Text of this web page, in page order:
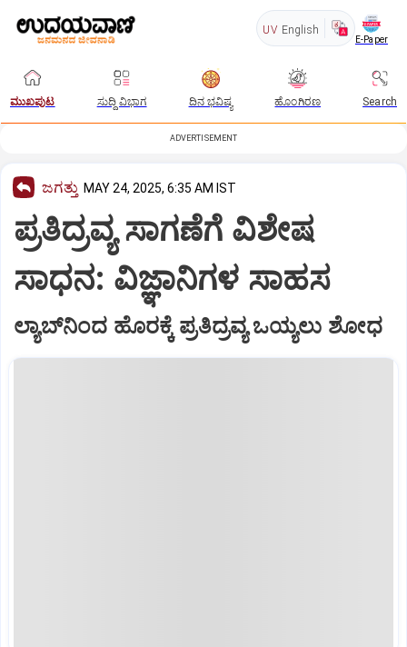
UV English
E-Paper
ಮುಖಪುಟ ಸುದ್ದಿ ವಿಭಾಗ ದಿನ ಭವಿಷ್ಯ ಹೊಂಗಿರಣ Search
ADVERTISEMENT
ಜಗತ್ತು MAY 24, 2025, 6:35 AM IST
ಪ್ರತಿದ್ರವ್ಯ ಸಾಗಣೆಗೆ ವಿಶೇಷ
ಸಾಧನ: ವಿಜ್ಞಾನಿಗಳ ಸಾಹಸ
ಲ್ಯಾಬ್‌ನಿಂದ ಹೊರಕ್ಕೆ ಪ್ರತಿದ್ರವ್ಯ ಒಯ್ಯಲು ಶೋಧ